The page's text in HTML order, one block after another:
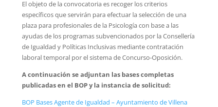
El objeto de la convocatoria es recoger los criterios
específicos que servirán para efectuar la selección de una
plaza para profesionales de la Psicología con base a las
ayudas de los programas subvencionados por la Consellería
de Igualdad y Políticas Inclusivas mediante contratación
laboral temporal por el sistema de Concurso-Oposición.
A continuación se adjuntan las bases completas
publicadas en el BOP y la instancia de solicitud:
BOP Bases Agente de Igualdad – Ayuntamiento de Villena